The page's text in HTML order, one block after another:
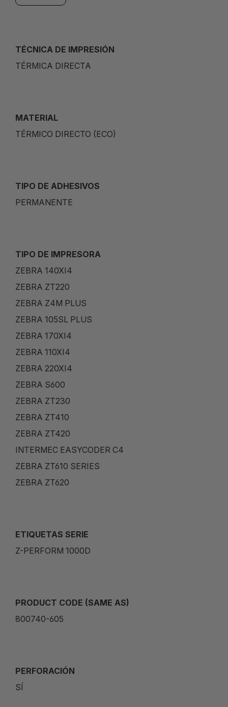
TÉCNICA DE IMPRESIÓN
TÉRMICA DIRECTA
MATERIAL
TÉRMICO DIRECTO (ECO)
TIPO DE ADHESIVOS
PERMANENTE
TIPO DE IMPRESORA
ZEBRA 140XI4
ZEBRA ZT220
ZEBRA Z4M PLUS
ZEBRA 105SL PLUS
ZEBRA 170XI4
ZEBRA 110XI4
ZEBRA 220XI4
ZEBRA S600
ZEBRA ZT230
ZEBRA ZT410
ZEBRA ZT420
INTERMEC EASYCODER C4
ZEBRA ZT610 SERIES
ZEBRA ZT620
ETIQUETAS SERIE
Z-PERFORM 1000D
PRODUCT CODE (SAME AS)
800740-605
PERFORACIÓN
SÍ